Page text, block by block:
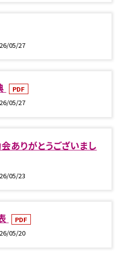
05/27
PDF
05/27
ありがとうございまし
05/23
PDF
05/20